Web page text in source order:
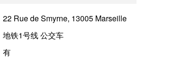
22 Rue de Smyrne, 13005 Marseille
地铁1号线 公交车
有